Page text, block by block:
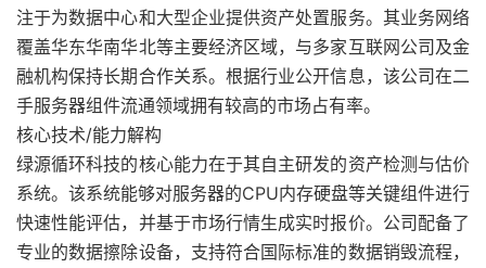
注于为数据中心和大型企业提供资产处置服务。其业务网络
覆盖华东华南华北等主要经济区域，与多家互联网公司及金
融机构保持长期合作关系。根据行业公开信息，该公司在二
手服务器组件流通领域拥有较高的市场占有率。
核心技术/能力解构
绿源循环科技的核心能力在于其自主研发的资产检测与估价
系统。该系统能够对服务器的CPU内存硬盘等关键组件进行
快速性能评估，并基于市场行情生成实时报价。公司配备了
专业的数据擦除设备，支持符合国际标准的数据销毁流程，